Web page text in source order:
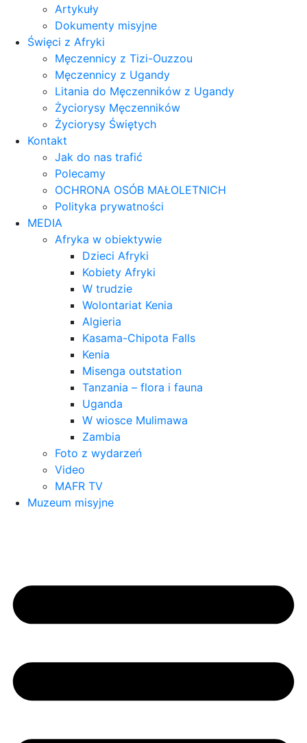
Artykuły
Dokumenty misyjne
Święci z Afryki
Męczennicy z Tizi-Ouzzou
Męczennicy z Ugandy
Litania do Męczenników z Ugandy
Życiorysy Męczenników
Życiorysy Świętych
Kontakt
Jak do nas trafić
Polecamy
OCHRONA OSÓB MAŁOLETNICH
Polityka prywatności
MEDIA
Afryka w obiektywie
Dzieci Afryki
Kobiety Afryki
W trudzie
Wolontariat Kenia
Algieria
Kasama-Chipota Falls
Kenia
Misenga outstation
Tanzania – flora i fauna
Uganda
W wiosce Mulimawa
Zambia
Foto z wydarzeń
Video
MAFR TV
Muzeum misyjne